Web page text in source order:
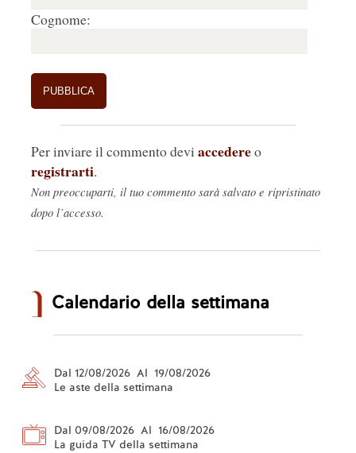
Cognome:
Per inviare il commento devi accedereo
registrarti.
Non preoccuparti, il tuo commento sarà salvato e ripristinato
dopo l’accesso.
Calendario della settimana
Dal 12/08/2026 Al 19/08/2026
Le aste della settimana
Dal 09/08/2026 Al 16/08/2026
La guida TV della settimana